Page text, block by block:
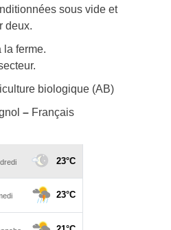
sous vide et
deux.
la ferme.
biologique (AB)
– Français